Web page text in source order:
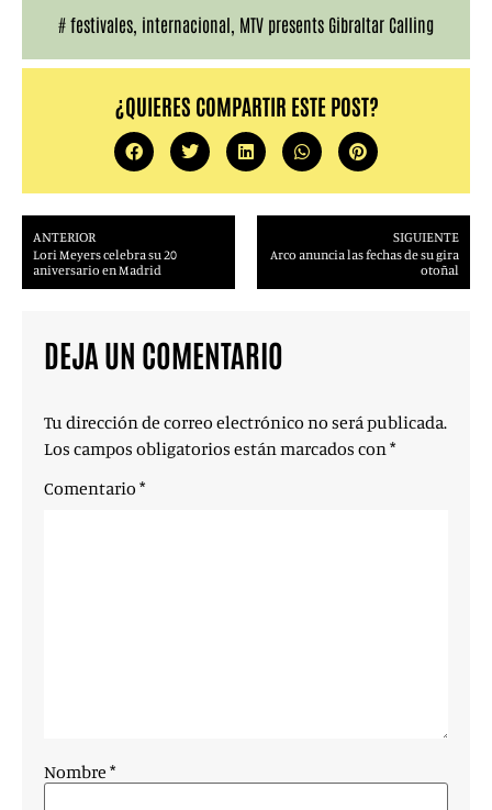
# festivales internacional MTV presents Gibraltar Calling
¿QUIERES COMPARTIR ESTE POST?
ANTERIOR
Lori Meyers celebra su 20
aniversario en Madrid
SIGUIENTE
Arco anuncia las fechas de su gira
otoñal
DEJA UN COMENTARIO
Tu dirección de correo electrónico no será publicada.
Los campos obligatorios están marcados con*
Comentario *
Nombre *